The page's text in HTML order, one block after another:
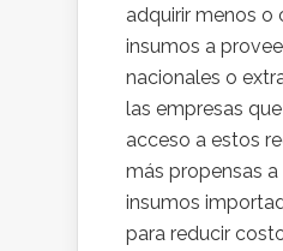
adquirir menos o
insumos a
nacionales o
las empresas
acceso a estos
más propensas a
insumos
para reducir